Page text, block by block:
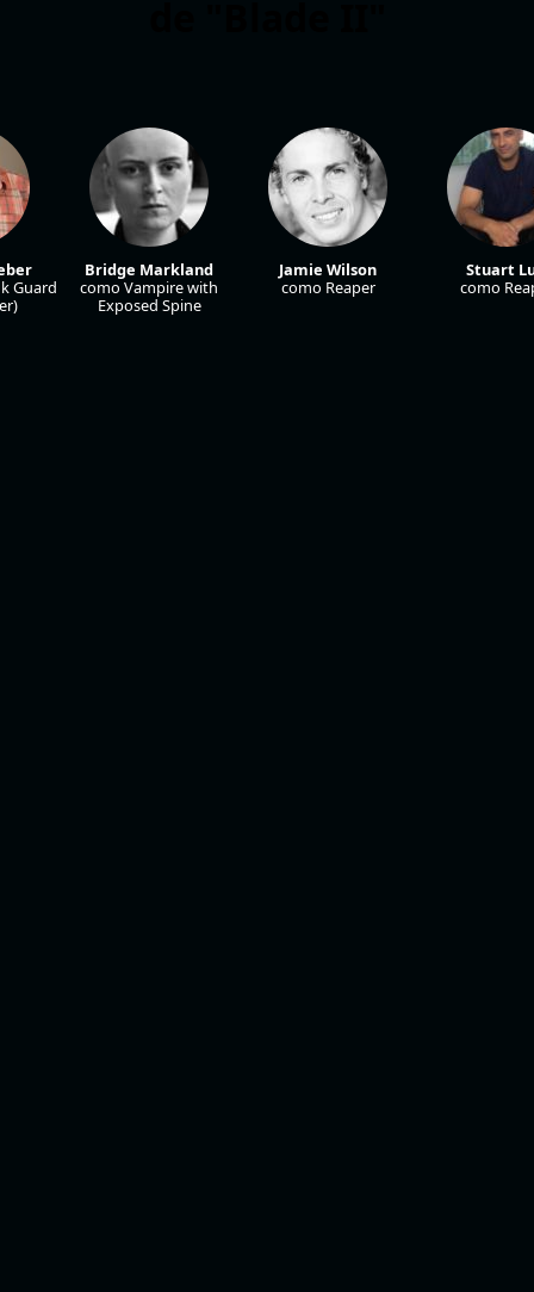
Guard
Bridge Markland
como Vampire with
Exposed Spine
Jamie Wilson
como Reaper
Stuart
como